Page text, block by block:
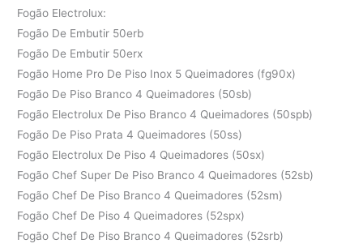
Fogão Electrolux:
Fogão De Embutir 50erb
Fogão De Embutir 50erx
Fogão Home Pro De Piso Inox 5 Queimadores (fg90x)
Fogão De Piso Branco 4 Queimadores (50sb)
Fogão Electrolux De Piso Branco 4 Queimadores (50spb)
Fogão De Piso Prata 4 Queimadores (50ss)
Fogão Electrolux De Piso 4 Queimadores (50sx)
Fogão Chef Super De Piso Branco 4 Queimadores (52sb)
Fogão Chef De Piso Branco 4 Queimadores (52sm)
Fogão Chef De Piso 4 Queimadores (52spx)
Fogão Chef De Piso Branco 4 Queimadores (52srb)